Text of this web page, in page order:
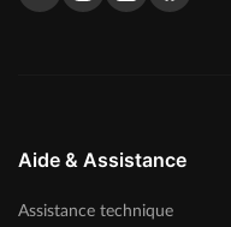
Aide & Assistance
Assistance technique